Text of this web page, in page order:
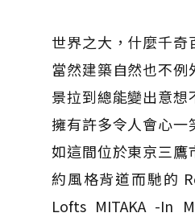
世界之大，什麼千奇
當然建築自然也不例
景拉到總能變出意想
擁有許多令人會心一
如這間位於東京三鷹
約風格背道而馳的
Lofts MITAKA -In